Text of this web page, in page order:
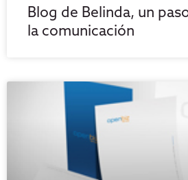
Blog de Belinda, un
la comunicación